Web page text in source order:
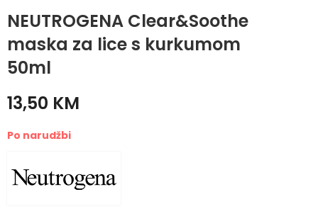
NEUTROGENA Clear&Soothe
maska za lice s kurkumom
50ml
NEUTROGENA
Clear&Soothe
hidratantni tonik u
Neutrogena PINK
GRAPE PEELING ZA
LICE 150ML
13,50 KM
Po narudžbi